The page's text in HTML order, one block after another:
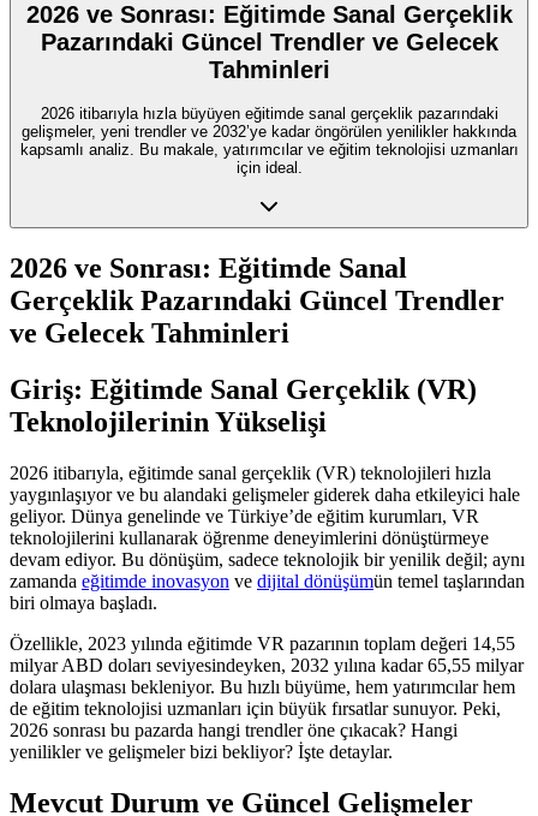
2026 ve Sonrası: Eğitimde Sanal Gerçeklik
Pazarındaki Güncel Trendler ve Gelecek
Tahminleri
2026 itibarıyla hızla büyüyen eğitimde sanal gerçeklik pazarındaki
gelişmeler, yeni trendler ve 2032’ye kadar öngörülen yenilikler hakkında
kapsamlı analiz. Bu makale, yatırımcılar ve eğitim teknolojisi uzmanları
için ideal.
2026 ve Sonrası: Eğitimde Sanal
Gerçeklik Pazarındaki Güncel Trendler
ve Gelecek Tahminleri
Giriş: Eğitimde Sanal Gerçeklik (VR)
Teknolojilerinin Yükselişi
2026 itibarıyla, eğitimde sanal gerçeklik (VR) teknolojileri hızla
yaygınlaşıyor ve bu alandaki gelişmeler giderek daha etkileyici hale
geliyor. Dünya genelinde ve Türkiye’de eğitim kurumları, VR
teknolojilerini kullanarak öğrenme deneyimlerini dönüştürmeye
devam ediyor. Bu dönüşüm, sadece teknolojik bir yenilik değil; aynı
zamanda eğitimde inovasyon ve dijital dönüşümün temel taşlarından
biri olmaya başladı.
Özellikle, 2023 yılında eğitimde VR pazarının toplam değeri 14,55
milyar ABD doları seviyesindeyken, 2032 yılına kadar 65,55 milyar
dolara ulaşması bekleniyor. Bu hızlı büyüme, hem yatırımcılar hem
de eğitim teknolojisi uzmanları için büyük fırsatlar sunuyor. Peki,
2026 sonrası bu pazarda hangi trendler öne çıkacak? Hangi
yenilikler ve gelişmeler bizi bekliyor? İşte detaylar.
Mevcut Durum ve Güncel Gelişmeler